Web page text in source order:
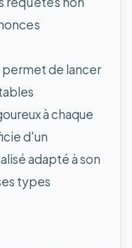
permet de lancer
à chaque
d'un
adapté à son
types